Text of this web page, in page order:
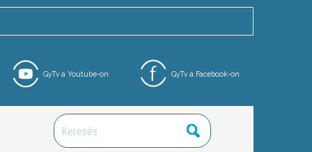
GyTv a Facebook-on
GyTv a Youtube-on